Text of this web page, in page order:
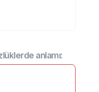
anlamı: